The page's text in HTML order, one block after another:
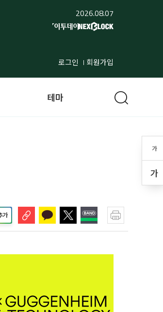
2026.08.07
로그인 회원가입
가
가
테마
가